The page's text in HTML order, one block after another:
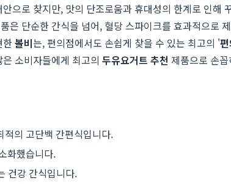
으로 찾지만, 맛의 단조로움과 휴대성의 한계로 인해
은 단순한 간식을 넘어, 혈당 스파이크를 효과적으로
한볼비는, 편의점에서도 손쉽게 찾을 수 있는 최고의 '
소비자들에게 최고의 두유요거트 추천 제품으로 손
적의 고단백 간편식입니다.
화했습니다.
건강 간식입니다.